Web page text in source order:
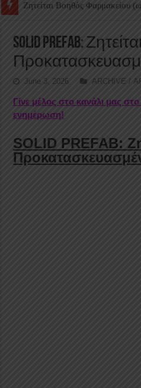
Ζητείται Βοηθός Θαλάμου
SOLID PREFAB:
June 3, 2026 ARCHIVE /
Γίνε μέλος στο κανάλι μας
ενημέρωση!
SOLID PREFAB: